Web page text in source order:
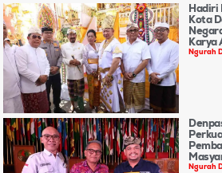
Hadiri
Kota
Karya
Ngurah
Ngurah